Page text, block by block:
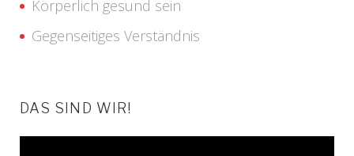
Körperlich gesund sein
Gegenseitiges Verständnis
DAS SIND WIR!